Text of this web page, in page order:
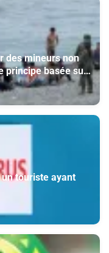
des mineurs non
principe basée sur
diplomatique)
touriste ayant